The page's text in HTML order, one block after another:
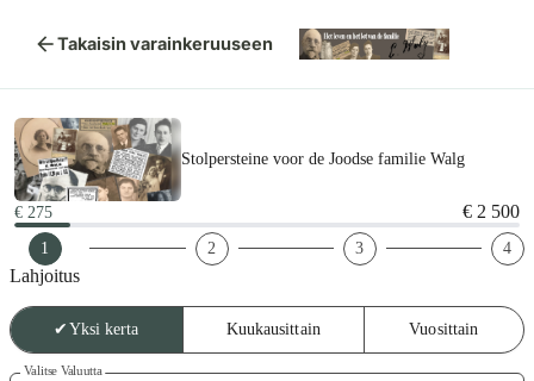
arrow_backTakaisin varainkeruuseen
Stolpersteine voor de Joodse familie Walg
€ 275 € 2 500
1
Lahjoitus
2 3 4
✔ Yksi kerta Kuukausittain Vuosittain
Valitse Valuutta